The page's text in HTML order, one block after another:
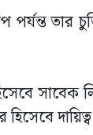
পর্যন্ত